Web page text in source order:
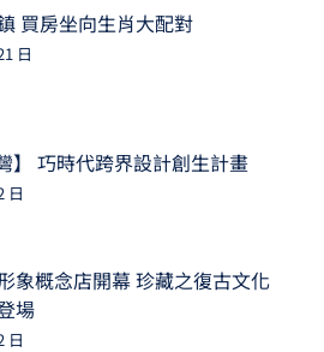
買房坐向生肖大配對
日
】 巧時代跨界設計創生計畫
日
象概念店開幕 珍藏之復古文化
場
日